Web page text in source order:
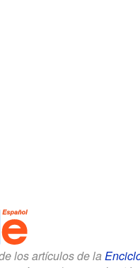
los artículos de la